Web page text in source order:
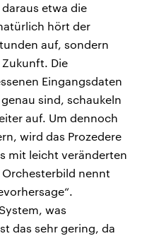
etwa die
hört der
auf, sondern
Die
Eingangsdaten
sind, schaukeln
auf. Um dennoch
wird das Prozedere
mit leicht veränderten
nennt
was
das sehr gering, da